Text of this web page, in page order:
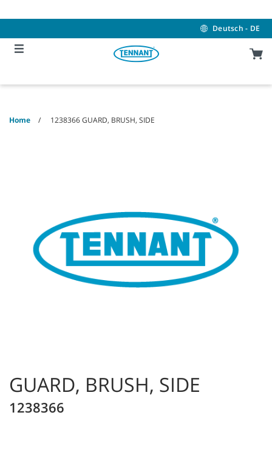
to
to
menu
Deutsch - DE
Home 1238366 GUARD, BRUSH, SIDE
GUARD, BRUSH, SIDE
1238366